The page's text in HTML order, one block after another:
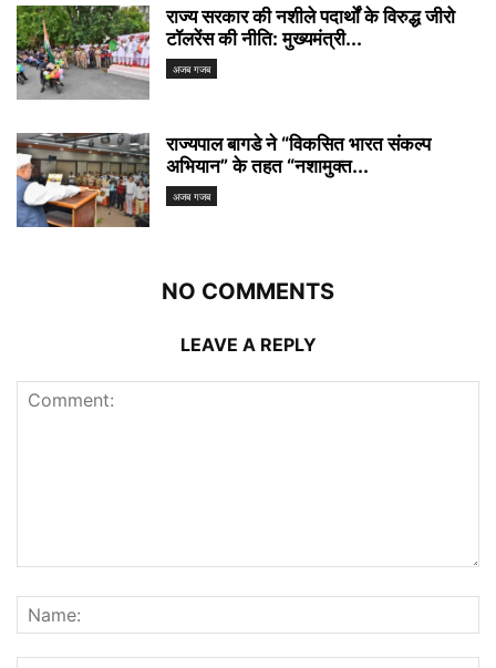
राज्य सरकार की नशीले पदार्थों के विरुद्ध जीरो
टॉलरेंस की नीति: मुख्यमंत्री...
अजब गजब
राज्यपाल बागडे ने “विकसित भारत संकल्प
अभियान” के तहत “नशामुक्त...
अजब गजब
NO COMMENTS
LEAVE A REPLY